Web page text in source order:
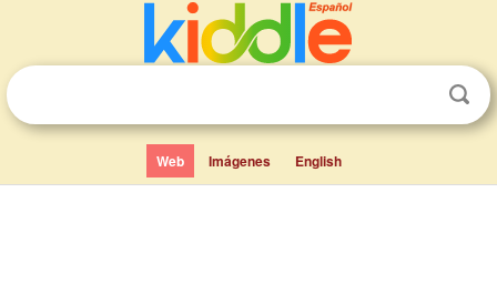
Web Imágenes English